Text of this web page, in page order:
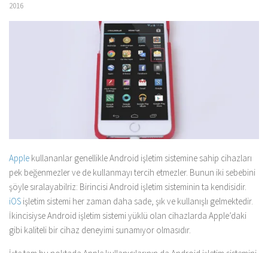
2016
Apple kullananlar genellikle Android işletim sistemine sahip cihazları
pek beğenmezler ve de kullanmayı tercih etmezler. Bunun iki sebebini
şöyle sıralayabilriz: Birincisi Android işletim sisteminin ta kendisidir.
iOS işletim sistemi her zaman daha sade, şık ve kullanışlı gelmektedir.
İkincisiyse Android işletim sistemi yüklü olan cihazlarda Apple’daki
gibi kaliteli bir cihaz deneyimi sunamıyor olmasıdır.